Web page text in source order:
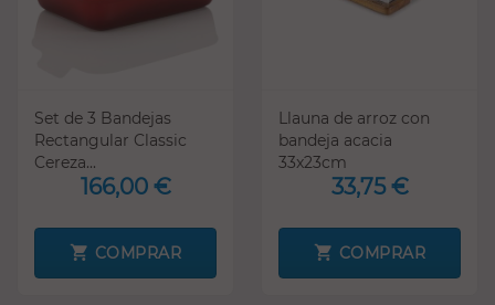
Set de 3 Bandejas
Rectangular Classic
Cereza...
166,00 €
COMPRAR
Llauna de arroz con
bandeja acacia
33x23cm
33,75 €
COMPRAR